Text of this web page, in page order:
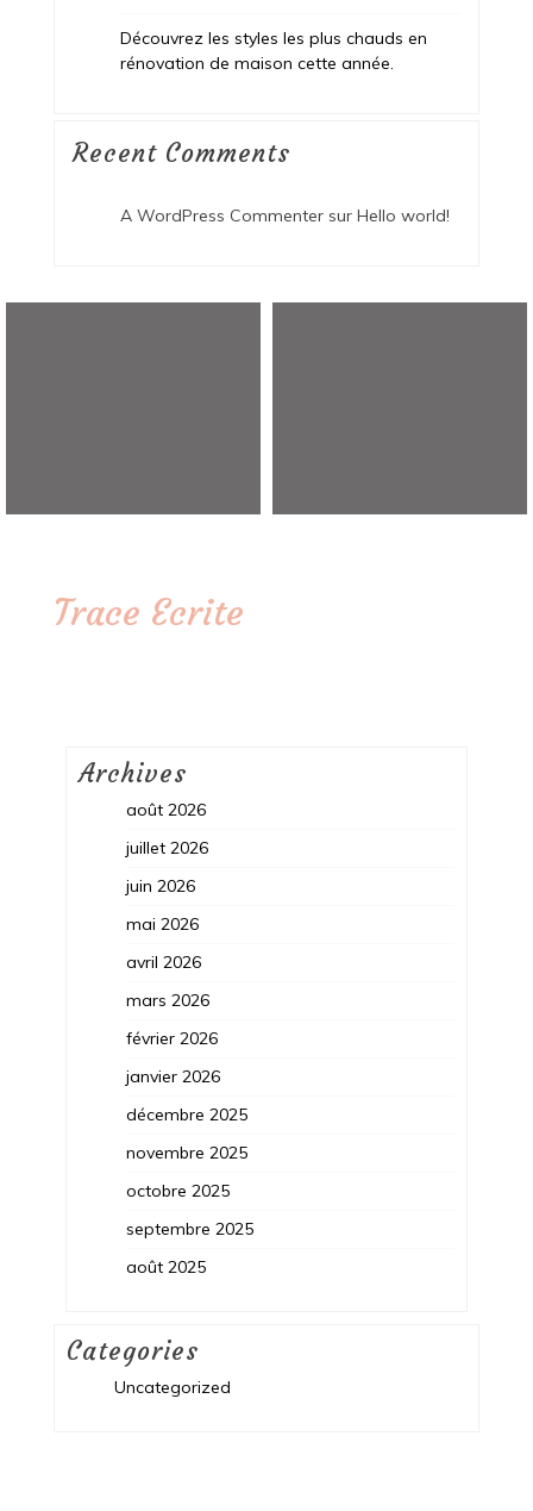
Découvrez les styles les plus chauds en
rénovation de maison cette année.
Recent Comments
A WordPress Commentersur Hello world!
Trace Ecrite
Archives
août 2026
juillet 2026
juin 2026
mai 2026
avril 2026
mars 2026
février 2026
janvier 2026
décembre 2025
novembre 2025
octobre 2025
septembre 2025
août 2025
Categories
Uncategorized